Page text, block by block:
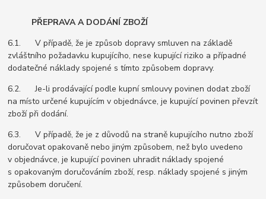
PŘEPRAVA A DODÁNÍ ZBOŽÍ
6.1. V případě, že je způsob dopravy smluven na základě
zvláštního požadavku kupujícího, nese kupující riziko a případné
dodatečné náklady spojené s tímto způsobem dopravy.
6.2. Je-li prodávající podle kupní smlouvy povinen dodat zboží
na místo určené kupujícím v objednávce, je kupující povinen převzít
zboží při dodání.
6.3. V případě, že je z důvodů na straně kupujícího nutno zboží
doručovat opakovaně nebo jiným způsobem, než bylo uvedeno
v objednávce, je kupující povinen uhradit náklady spojené
s opakovaným doručováním zboží, resp. náklady spojené s jiným
způsobem doručení.